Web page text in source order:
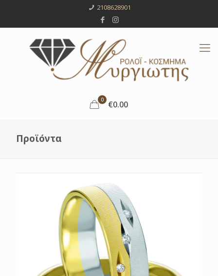
2108628901
0 €0.00
Προϊόντα